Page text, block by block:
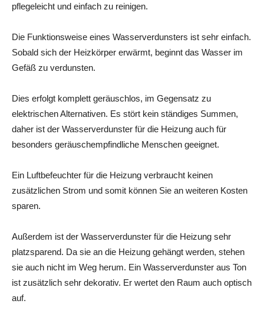
pflegeleicht und einfach zu reinigen.
Die Funktionsweise eines Wasserverdunsters ist sehr einfach.
Sobald sich der Heizkörper erwärmt, beginnt das Wasser im
Gefäß zu verdunsten.
Dies erfolgt komplett geräuschlos, im Gegensatz zu
elektrischen Alternativen. Es stört kein ständiges Summen,
daher ist der Wasserverdunster für die Heizung auch für
besonders geräuschempfindliche Menschen geeignet.
Ein Luftbefeuchter für die Heizung verbraucht keinen
zusätzlichen Strom und somit können Sie an weiteren Kosten
sparen.
Außerdem ist der Wasserverdunster für die Heizung sehr
platzsparend. Da sie an die Heizung gehängt werden, stehen
sie auch nicht im Weg herum. Ein Wasserverdunster aus Ton
ist zusätzlich sehr dekorativ. Er wertet den Raum auch optisch
auf.